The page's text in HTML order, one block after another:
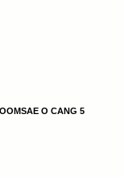
O CANG 5